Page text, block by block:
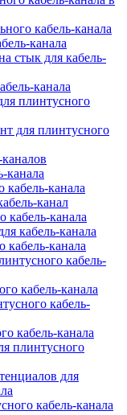
кабель-канала
канала
стык для кабель-
канала
плинтусного
для плинтусного
канала
канала
канал
кабель-канала
кабель-канала
кабель-канала
кабель-
кабель-канала
кабель-
кабель-канала
плинтусного
для
кабель-канала